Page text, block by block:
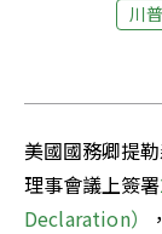
川普
美國國務卿提
理事會議上簽署
Declaration）